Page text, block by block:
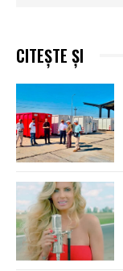
CITEȘTE ȘI